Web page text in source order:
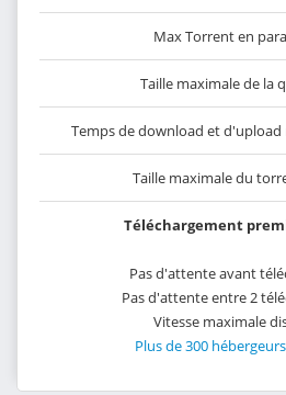
Max Torrent en
Taille maximale de la
Temps de download et d'upload
Taille maximale du
Téléchargement
Pas d'attente avant
Pas d'attente entre 2
Vitesse maximale
Plus de 300